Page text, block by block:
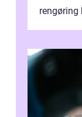
rengøring